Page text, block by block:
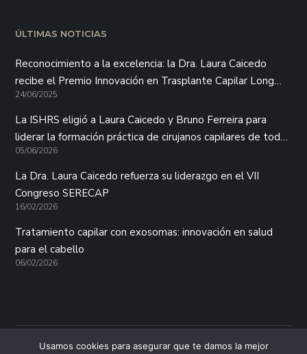
ÚLTIMAS NOTICIAS
Reconocimiento a la excelencia: la Dra. Laura Caicedo
recibe el Premio Innovación en Trasplante Capilar Long
Hair
24/06/2025
La ISHRS eligió a Laura Caicedo y Bruno Ferreira para
liderar la formación práctica de cirujanos capilares de todo
el mundo
05/06/2026
La Dra. Laura Caicedo refuerza su liderazgo en el VII
Congreso SERECAP
16/02/2026
Tratamiento capilar con exosomas: innovación en salud
para el cabello
06/02/2026
© 2025 The Hair Clinic. Todos los derechos reservados
Usamos cookies para asegurar que te damos la mejor